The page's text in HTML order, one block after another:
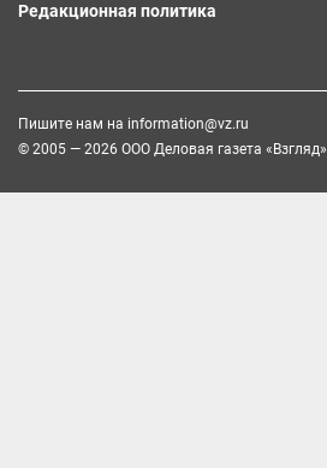
Редакционная политика
Пишите нам на information@vz.ru
© 2005 — 2026 ООО Деловая газета «Взгляд»